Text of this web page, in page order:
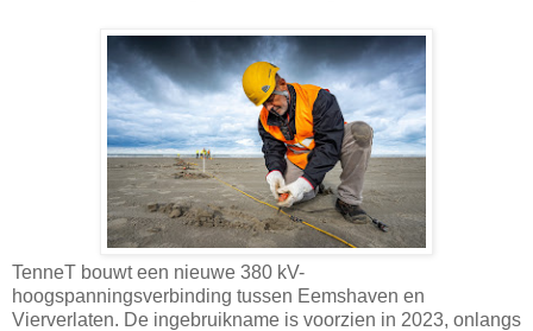
TenneT bouwt een nieuwe 380 kV-
hoogspanningsverbinding tussen Eemshaven en
Vierverlaten. De ingebruikname is voorzien in 2023, onlangs